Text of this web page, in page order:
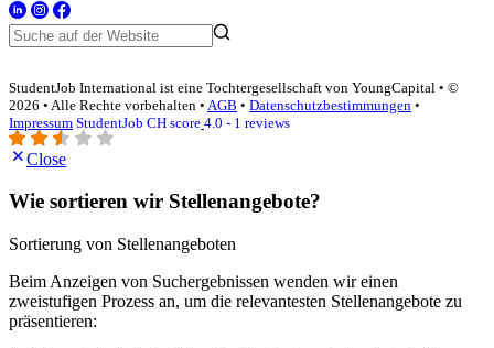
StudentJob International ist eine Tochtergesellschaft von YoungCapital • ©
2026 • Alle Rechte vorbehalten • AGB • Datenschutzbestimmungen •
Impressum StudentJob CH score 4.0 - 1 reviews
Close
Wie sortieren wir Stellenangebote?
Sortierung von Stellenangeboten
Beim Anzeigen von Suchergebnissen wenden wir einen
zweistufigen Prozess an, um die relevantesten Stellenangebote zu
präsentieren: